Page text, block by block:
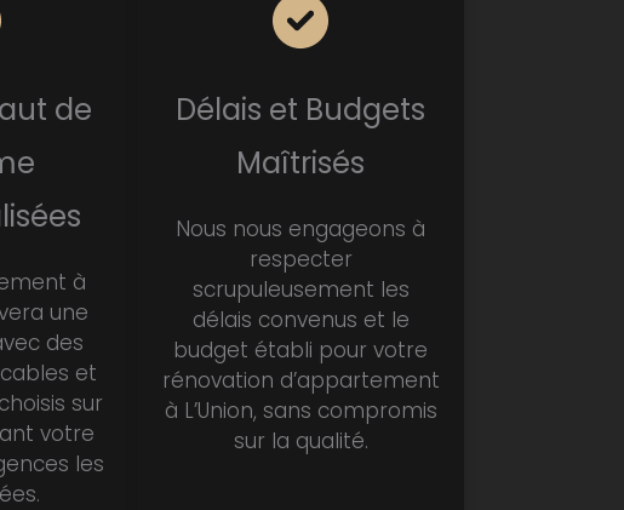
de
à
une
des
et
sur
votre
les
Délais et Budgets
Maîtrisés
Nous nous engageons à
respecter
scrupuleusement les
délais convenus et le
budget établi pour votre
rénovation d’appartement
à L’Union, sans compromis
sur la qualité.